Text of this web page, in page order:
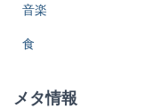
音楽
食
メタ情報